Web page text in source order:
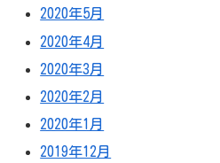
2020年5月
2020年4月
2020年3月
2020年2月
2020年1月
2019年12月